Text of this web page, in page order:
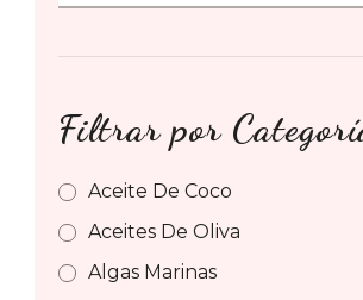
for:
Filtrar por
Aceite De Coco
Aceites De Oliva
Algas Marinas